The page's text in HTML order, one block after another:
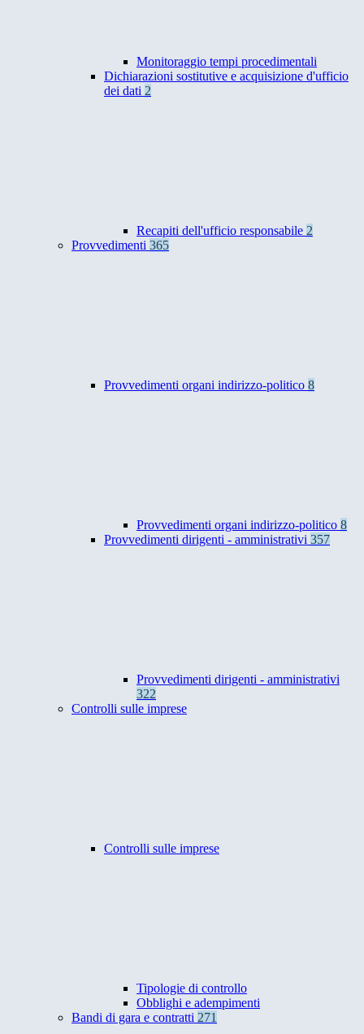
Monitoraggio tempi procedimentali
Dichiarazioni sostitutive e acquisizione d'ufficio
dei dati 2
Recapiti dell'ufficio responsabile 2
Provvedimenti 365
Provvedimenti organi indirizzo-politico 8
Provvedimenti organi indirizzo-politico 8
Provvedimenti dirigenti - amministrativi 357
Provvedimenti dirigenti - amministrativi
322
Controlli sulle imprese
Controlli sulle imprese
Tipologie di controllo
Obblighi e adempimenti
Bandi di gara e contratti 271